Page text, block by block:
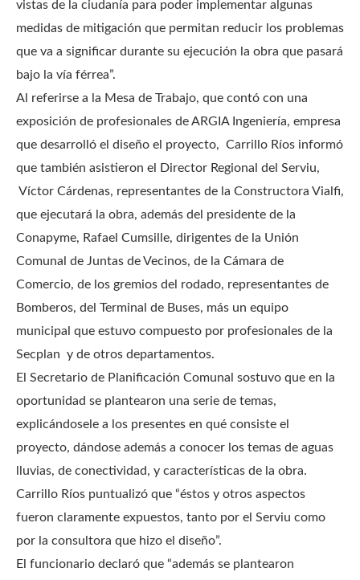
vistas de la ciudanía para poder implementar algunas
medidas de mitigación que permitan reducir los problemas
que va a significar durante su ejecución la obra que pasará
bajo la vía férrea”.
Al referirse a la Mesa de Trabajo, que contó con una
exposición de profesionales de ARGIA Ingeniería, empresa
que desarrolló el diseño el proyecto, Carrillo Ríos informó
que también asistieron el Director Regional del Serviu,
Víctor Cárdenas, representantes de la Constructora Vialfi,
que ejecutará la obra, además del presidente de la
Conapyme, Rafael Cumsille, dirigentes de la Unión
Comunal de Juntas de Vecinos, de la Cámara de
Comercio, de los gremios del rodado, representantes de
Bomberos, del Terminal de Buses, más un equipo
municipal que estuvo compuesto por profesionales de la
Secplan y de otros departamentos.
El Secretario de Planificación Comunal sostuvo que en la
oportunidad se plantearon una serie de temas,
explicándosele a los presentes en qué consiste el
proyecto, dándose además a conocer los temas de aguas
lluvias, de conectividad, y características de la obra.
Carrillo Ríos puntualizó que “éstos y otros aspectos
fueron claramente expuestos, tanto por el Serviu como
por la consultora que hizo el diseño”.
El funcionario declaró que “además se plantearon